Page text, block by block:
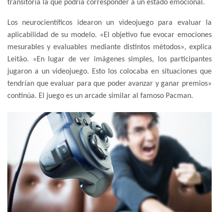
transitoria la que podría corresponder a un estado emocional.
Los neurocientíficos idearon un videojuego para evaluar la
aplicabilidad de su modelo. «El objetivo fue evocar emociones
mesurables y evaluables mediante distintos métodos», explica
Leitão. «En lugar de ver imágenes simples, los participantes
jugaron a un videojuego. Esto los colocaba en situaciones que
tendrían que evaluar para que poder avanzar y ganar premios»
continúa. El juego es un arcade similar al famoso Pacman.